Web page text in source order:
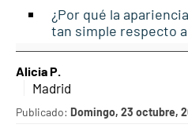
¿Por qué la
tan simple respecto
Alicia P.
Madrid
Publicado: Domingo, 23 octubre,